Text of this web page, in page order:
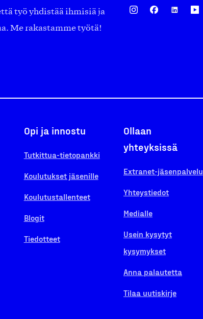
työ yhdistää ihmisiä ja
Me rakastamme työtä!
Opi ja innostu
Tutkittua-tietopankki
Koulutukset jäsenille
Koulutustallenteet
Blogit
Tiedotteet
Ollaan
yhteyksissä
Extranet-jäsenpalvelu
Yhteystiedot
Medialle
Usein kysytyt
kysymykset
Anna palautetta
Tilaa uutiskirje